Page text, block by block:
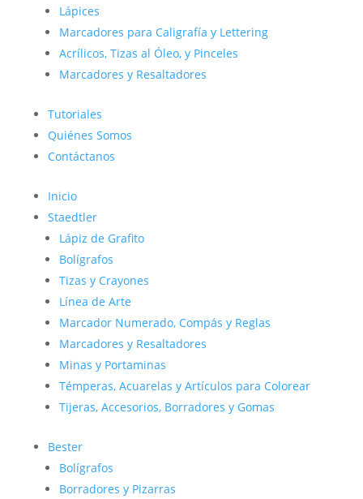
Lápices
Marcadores para Caligrafía y Lettering
Acrílicos, Tizas al Óleo, y Pinceles
Marcadores y Resaltadores
Tutoriales
Quiénes Somos
Contáctanos
Inicio
Staedtler
Lápiz de Grafito
Bolígrafos
Tizas y Crayones
Línea de Arte
Marcador Numerado, Compás y Reglas
Marcadores y Resaltadores
Minas y Portaminas
Témperas, Acuarelas y Artículos para Colorear
Tijeras, Accesorios, Borradores y Gomas
Bester
Bolígrafos
Borradores y Pizarras